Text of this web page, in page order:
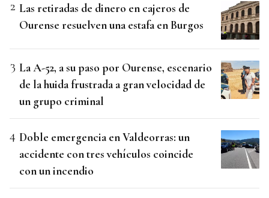
Las retiradas de dinero en cajeros de
Ourense resuelven una estafa en Burgos
La A-52, a su paso por Ourense, escenario
de la huida frustrada a gran velocidad de
un grupo criminal
Doble emergencia en Valdeorras: un
accidente con tres vehículos coincide
con un incendio